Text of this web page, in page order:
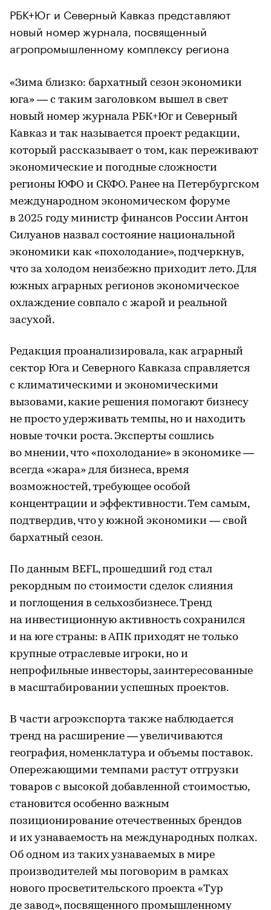
РБК+Юг и Северный Кавказ представляют
новый номер журнала, посвященный
агропромышленному комплексу региона
«Зима близко: бархатный сезон экономики
юга» — с таким заголовком вышел в свет
новый номер журнала РБК+Юг и Северный
Кавказ и так называется проект редакции,
который рассказывает о том, как переживают
экономические и погодные сложности
регионы ЮФО и СКФО. Ранее на Петербургском
международном экономическом форуме
в 2025 году министр финансов России Антон
Силуанов назвал состояние национальной
экономики как «похолодание», подчеркнув,
что за холодом неизбежно приходит лето. Для
южных аграрных регионов экономическое
охлаждение совпало с жарой и реальной
засухой.
Редакция проанализировала, как аграрный
сектор Юга и Северного Кавказа справляется
с климатическими и экономическими
вызовами, какие решения помогают бизнесу
не просто удерживать темпы, но и находить
новые точки роста. Эксперты сошлись
во мнении, что «похолодание» в экономике —
всегда «жара» для бизнеса, время
возможностей, требующее особой
концентрации и эффективности. Тем самым,
подтвердив, что у южной экономики — свой
бархатный сезон.
По данным BEFL, прошедший год стал
рекордным по стоимости сделок слияния
и поглощения в сельхозбизнесе. Тренд
на инвестиционную активность сохранился
и на юге страны: в АПК приходят не только
крупные отраслевые игроки, но и
непрофильные инвесторы, заинтересованные
в масштабировании успешных проектов.
В части агроэкспорта также наблюдается
тренд на расширение — увеличиваются
география, номенклатура и объемы поставок.
Опережающими темпами растут отгрузки
товаров с высокой добавленной стоимостью,
становится особенно важным
позиционирование отечественных брендов
и их узнаваемость на международных полках.
Об одном из таких узнаваемых в мире
производителей мы поговорим в рамках
нового просветительского проекта «Тур
де завод», посвященного промышленному